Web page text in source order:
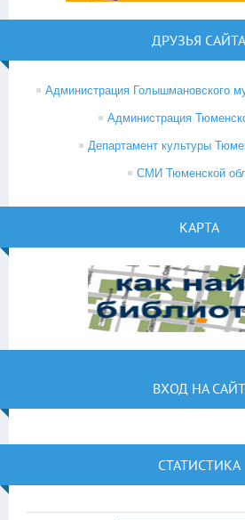
ДРУЗЬЯ САЙТА
Администрация Голышмановского
Администрация
Департамент культуры
СМИ Тюменской
КАРТА
ВХОД НА САЙТ
СТАТИСТИКА